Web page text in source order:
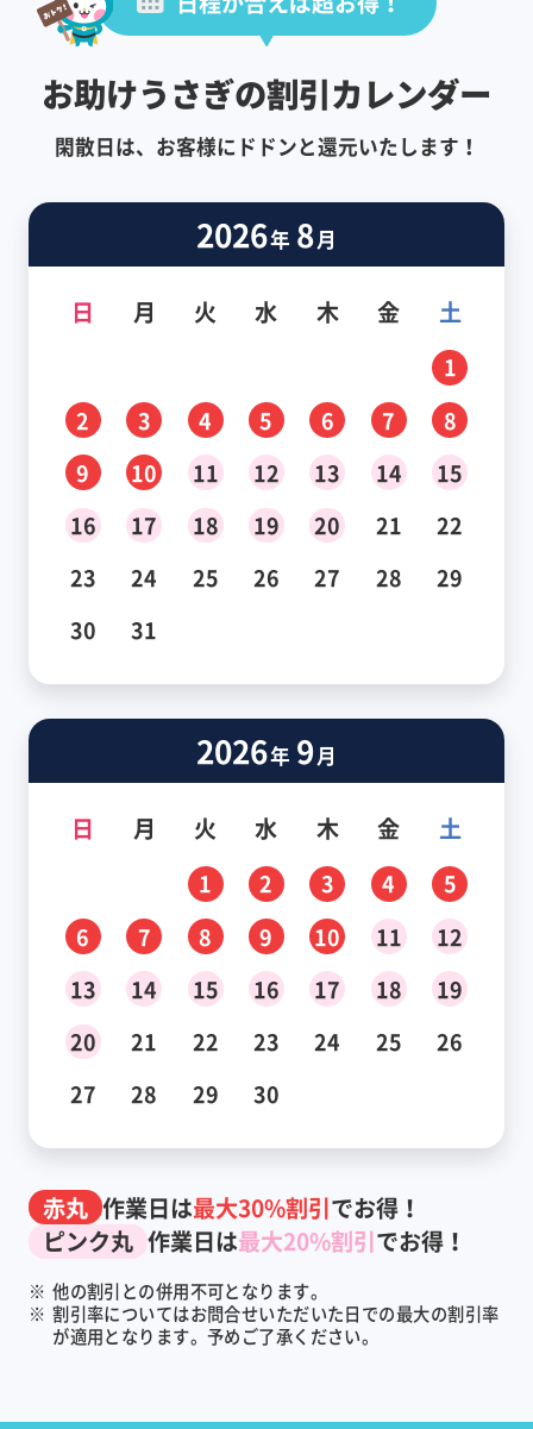
お助けうさぎの割引カレンダー
閑散日は、お客様にドドンと還元いたします！
2026年 8月
日 月 火 水 木 金 土
1
2
3 4 5 6 7
8
9
10 11 12 13 14
15
16
17 18 19 20 21
22
23
24 25 26 27 28
29
30
31
2026年 9月
日 月 火 水 木 金 土
1 2 3 4
5
6
7 8 9 10 11
12
13
14 15 16 17 18
19
20
21 22 23 24 25
26
27
28 29 30
赤丸 作業日は最大30%割引でお得！
ピンク丸 作業日は最大20%割引でお得！
※ 他の割引との併用不可となります。
※ 割引率についてはお問合せいただいた日での最大の割引率
が適用となります。予めご了承ください。